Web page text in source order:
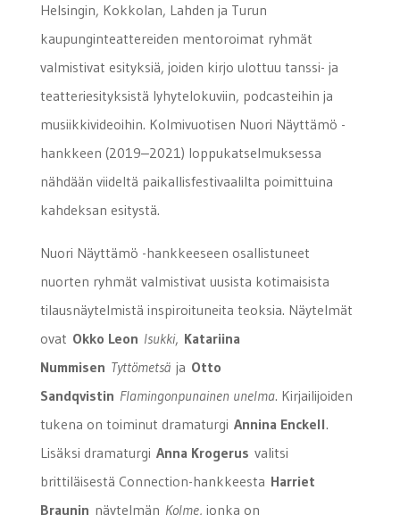
Helsingin, Kokkolan, Lahden ja Turun
kaupunginteattereiden mentoroimat ryhmät
valmistivat esityksiä, joiden kirjo ulottuu tanssi- ja
teatteriesityksistä lyhytelokuviin, podcasteihin ja
musiikkivideoihin. Kolmivuotisen Nuori Näyttämö -
hankkeen (2019‒2021) loppukatselmuksessa
nähdään viideltä paikallisfestivaalilta poimittuina
kahdeksan esitystä.
Nuori Näyttämö -hankkeeseen osallistuneet
nuorten ryhmät valmistivat uusista kotimaisista
tilausnäytelmistä inspiroituneita teoksia. Näytelmät
ovat Okko Leon Isukki, Katariina
Nummisen Tyttömetsäja Otto
Sandqvistin Flamingonpunainen unelma. Kirjailijoiden
tukena on toiminut dramaturgi Annina Enckell.
Lisäksi dramaturgi Anna Krogerus valitsi
brittiläisestä Connection-hankkeesta Harriet
Braunin näytelmän Kolme, jonka on